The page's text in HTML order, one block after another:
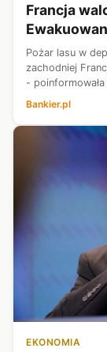
Francja
Pożar lasu w
zachodniej
-
oznacza, że
Bankier.pl
EKONOMIA